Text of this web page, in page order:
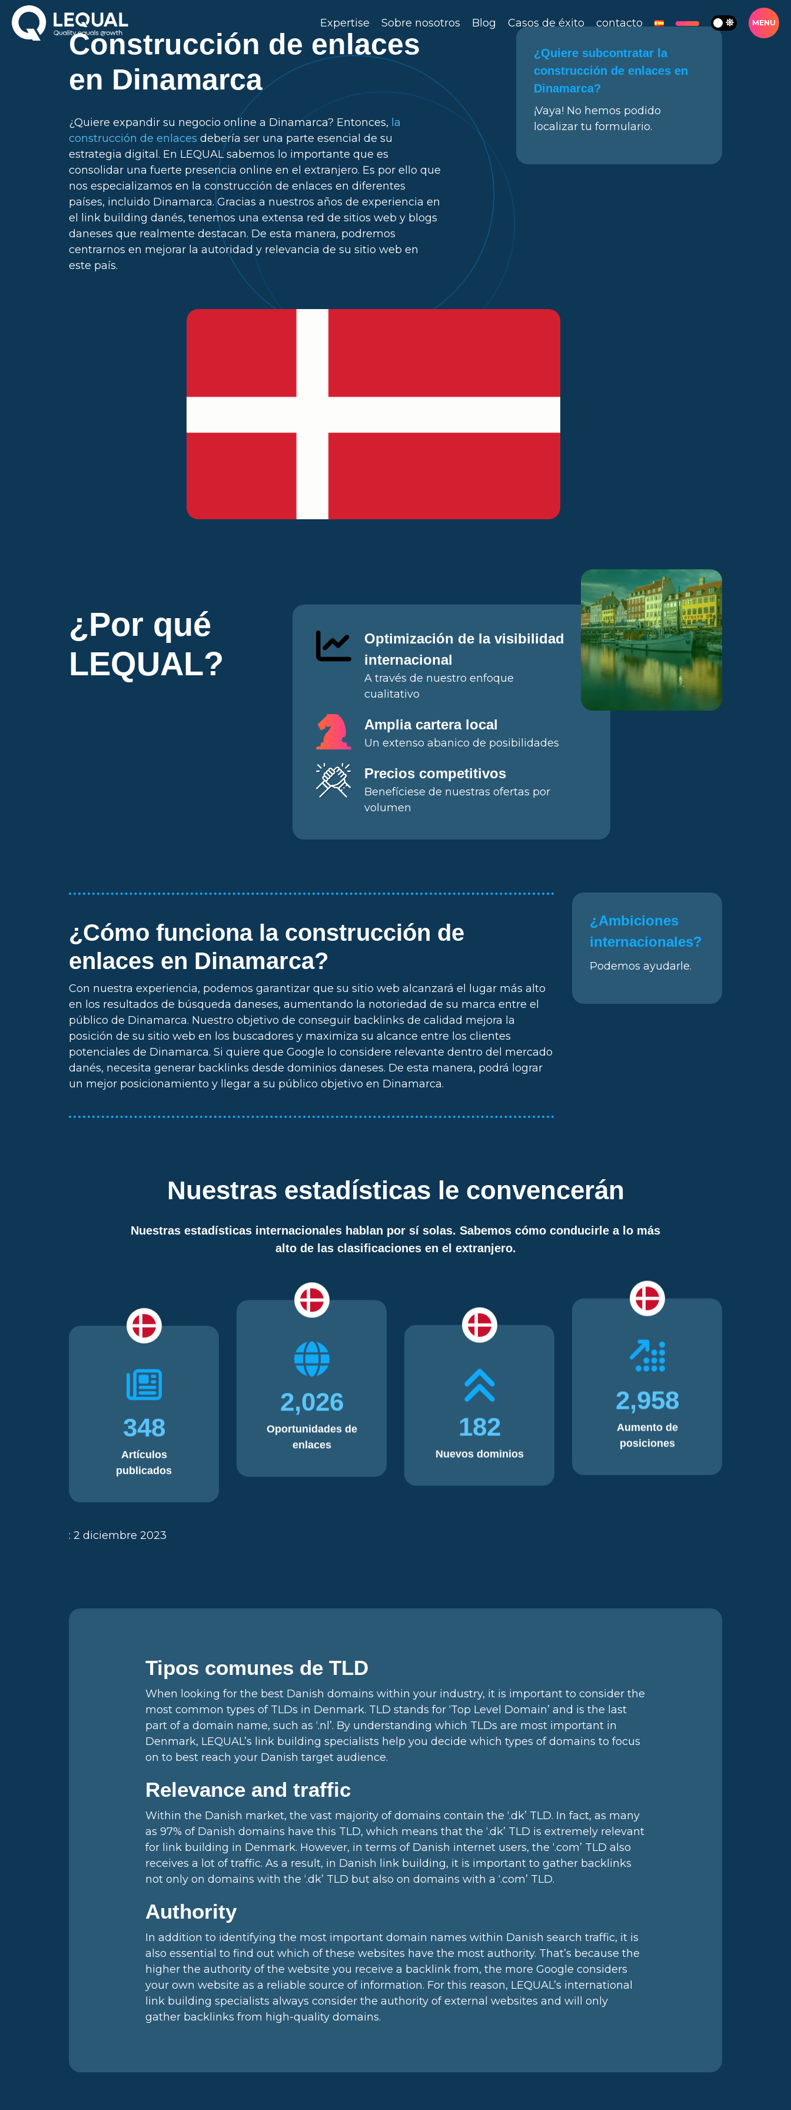
Expertise Sobre nosotros Blog Casos de éxito contacto MENU
Construcción de enlaces
en Dinamarca
¿Quiere expandir su negocio online a Dinamarca? Entonces, la
construcción de enlaces debería ser una parte esencial de su
estrategia digital. En LEQUAL sabemos lo importante que es
consolidar una fuerte presencia online en el extranjero. Es por ello que
nos especializamos en la construcción de enlaces en diferentes
países, incluido Dinamarca. Gracias a nuestros años de experiencia en
el link building danés, tenemos una extensa red de sitios web y blogs
daneses que realmente destacan. De esta manera, podremos
centrarnos en mejorar la autoridad y relevancia de su sitio web en
este país.
¿Quiere subcontratar la
construcción de enlaces en
Dinamarca?
¡Vaya! No hemos podido
localizar tu formulario.
¿Por qué
LEQUAL?
Optimización de la visibilidad
internacional
A través de nuestro enfoque
cualitativo
Amplia cartera local
Un extenso abanico de posibilidades
Precios competitivos
Benefíciese de nuestras ofertas por
volumen
¿Cómo funciona la construcción de
enlaces en Dinamarca?
Con nuestra experiencia, podemos garantizar que su sitio web alcanzará el lugar más alto
en los resultados de búsqueda daneses, aumentando la notoriedad de su marca entre el
público de Dinamarca. Nuestro objetivo de conseguir backlinks de calidad mejora la
posición de su sitio web en los buscadores y maximiza su alcance entre los clientes
potenciales de Dinamarca. Si quiere que Google lo considere relevante dentro del mercado
danés, necesita generar backlinks desde dominios daneses. De esta manera, podrá lograr
un mejor posicionamiento y llegar a su público objetivo en Dinamarca.
¿Ambiciones
internacionales?
Podemos ayudarle.
Nuestras estadísticas le convencerán
Nuestras estadísticas internacionales hablan por sí solas. Sabemos cómo conducirle a lo más
alto de las clasificaciones en el extranjero.
348
Artículos
publicados
2,026
Oportunidades de
enlaces
182
Nuevos dominios
2,958
Aumento de
posiciones
: 2 diciembre 2023
Tipos comunes de TLD
When looking for the best Danish domains within your industry, it is important to consider the
most common types of TLDs in Denmark. TLD stands for ‘Top Level Domain’ and is the last
part of a domain name, such as ‘.nl’. By understanding which TLDs are most important in
Denmark, LEQUAL’s link building specialists help you decide which types of domains to focus
on to best reach your Danish target audience.
Relevance and traffic
Within the Danish market, the vast majority of domains contain the ‘.dk’ TLD. In fact, as many
as 97% of Danish domains have this TLD, which means that the ‘.dk’ TLD is extremely relevant
for link building in Denmark. However, in terms of Danish internet users, the ‘.com’ TLD also
receives a lot of traffic. As a result, in Danish link building, it is important to gather backlinks
not only on domains with the ‘.dk’ TLD but also on domains with a ‘.com’ TLD.
Authority
In addition to identifying the most important domain names within Danish search traffic, it is
also essential to find out which of these websites have the most authority. That’s because the
higher the authority of the website you receive a backlink from, the more Google considers
your own website as a reliable source of information. For this reason, LEQUAL’s international
link building specialists always consider the authority of external websites and will only
gather backlinks from high-quality domains.